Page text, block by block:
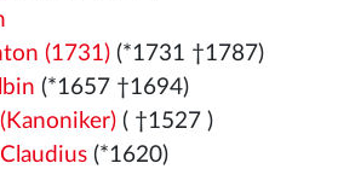
(1731)(*1731 †1787)
(*1657 †1694)
( †1527 )
(*1620)